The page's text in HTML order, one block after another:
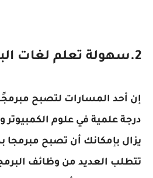
2.سهولة تعلم لغات البرمجة
إن أحد المسارات لتصبح
درجة علمية في علوم الكمبيوتر
يزال بإمكانك أن تصبح
تتطلب العديد من وظائف